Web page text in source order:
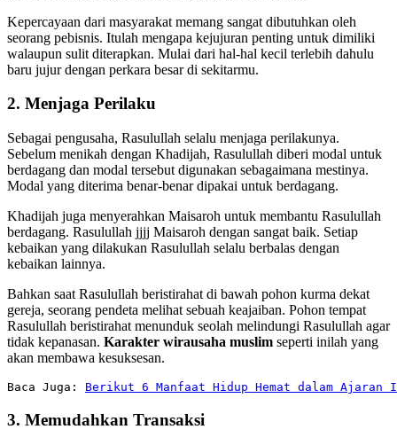
Kepercayaan dari masyarakat memang sangat dibutuhkan oleh
seorang pebisnis. Itulah mengapa kejujuran penting untuk dimiliki
walaupun sulit diterapkan. Mulai dari hal-hal kecil terlebih dahulu
baru jujur dengan perkara besar di sekitarmu.
2. Menjaga Perilaku
Sebagai pengusaha, Rasulullah selalu menjaga perilakunya.
Sebelum menikah dengan Khadijah, Rasulullah diberi modal untuk
berdagang dan modal tersebut digunakan sebagaimana mestinya.
Modal yang diterima benar-benar dipakai untuk berdagang.
Khadijah juga menyerahkan Maisaroh untuk membantu Rasulullah
berdagang. Rasulullah jjjj Maisaroh dengan sangat baik. Setiap
kebaikan yang dilakukan Rasulullah selalu berbalas dengan
kebaikan lainnya.
Bahkan saat Rasulullah beristirahat di bawah pohon kurma dekat
gereja, seorang pendeta melihat sebuah keajaiban. Pohon tempat
Rasulullah beristirahat menunduk seolah melindungi Rasulullah agar
tidak kepanasan. Karakter wirausaha muslim seperti inilah yang
akan membawa kesuksesan.
Baca Juga: Berikut 6 Manfaat Hidup Hemat dalam Ajaran
3. Memudahkan Transaksi